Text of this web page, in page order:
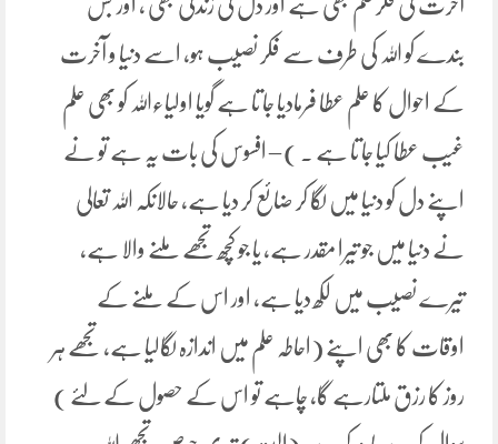
آخرت کی فکرعلم بھی ہے اور دل کی زندگی بھی ، اور جس
بندے کو اللہ کی طرف سے فکر نصیب ہو، اسے دنیا و آخرت
کے احوال کا علم عطا فرمادیا جا تا ہے گویا اولیاءاللہ کو بھی علم
غیب عطا کیا جا تا ہے ۔ ) – افسوس کی بات یہ ہے تو نے
اپنے دل کو دنیا میں لگا کر ضائع کر دیا ہے، حالانکہ اللہ تعالی
نے دنیا میں جو تیرا مقدر ہے، یا جو کچھ تجھے ملنے والا ہے،
تیرے نصیب میں لکھ دیا ہے، اور اس کے ملنے کے
اوقات کا بھی اپنے (احاطہ علم میں اندازہ لگالیا ہے، تجھے ہر
روز کا رزق ملتارہے گا، چاہے تو اس کے حصول کے لئے )